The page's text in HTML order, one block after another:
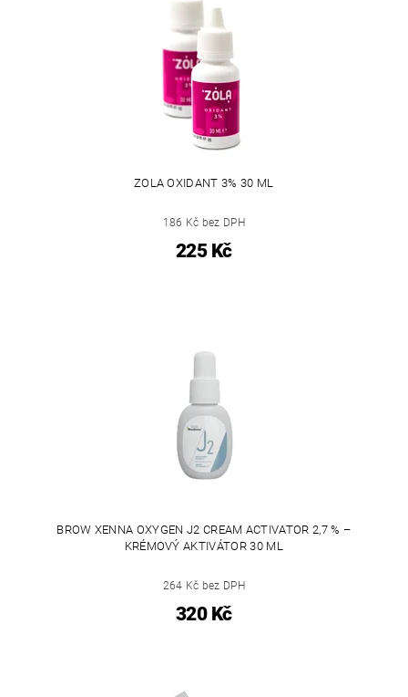
ZOLA OXIDANT 3% 30 ML
186 Kč bez DPH
225 Kč
BROW XENNA OXYGEN J2 CREAM ACTIVATOR 2,7 % –
KRÉMOVÝ AKTIVÁTOR 30 ML
264 Kč bez DPH
320 Kč